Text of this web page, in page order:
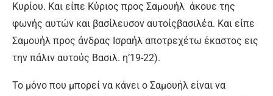
Κυρίου. Και είπε Κύριος προς Σαμουήλ άκουε της
φωνής αυτών και βασίλευσον αυτοίςβασιλέα. Και είπε
Σαμουήλ προς άνδρας Ισραήλ αποτρεχέτω έκαστος εις
την πάλιν αυτούς Βασιλ. η’19-22).
Το μόνο που μπορεί να κάνει ο Σαμουήλ είναι να